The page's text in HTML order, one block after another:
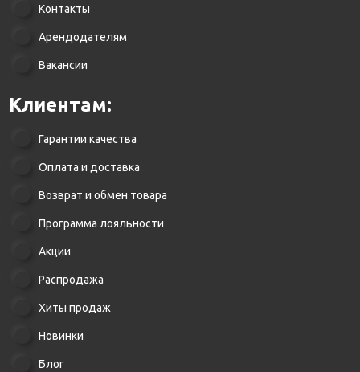
Контакты
Арендодателям
Вакансии
Клиентам:
Гарантии качества
Оплата и доставка
Возврат и обмен товара
Программа лояльности
Акции
Распродажа
Хиты продаж
Новинки
Блог